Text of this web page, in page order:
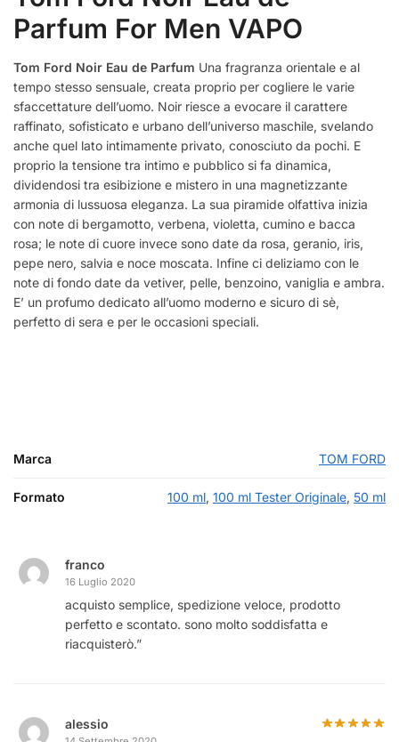
Parfum For Men VAPO
Tom Ford Noir Eau de Parfum Una fragranza orientale e al
tempo stesso sensuale, creata proprio per cogliere le varie
sfaccettature dell’uomo. Noir riesce a evocare il carattere
raffinato, sofisticato e urbano dell’universo maschile, svelando
anche quel lato intimamente privato, conosciuto da pochi. E
proprio la tensione tra intimo e pubblico si fa dinamica,
dividendosi tra esibizione e mistero in una magnetizzante
armonia di lussuosa eleganza. La sua piramide olfattiva inizia
con note di bergamotto, verbena, violetta, cumino e bacca
rosa; le note di cuore invece sono date da rosa, geranio, iris,
pepe nero, salvia e noce moscata. Infine ci deliziamo con le
note di fondo date da vetiver, pelle, benzoino, vaniglia e ambra.
E’ un profumo dedicato all’uomo moderno e sicuro di sè,
perfetto di sera e per le occasioni speciali.
Marca TOM FORD
Formato 100 ml, 100 ml Tester Originale, 50 ml
franco
16 Luglio 2020
acquisto semplice, spedizione veloce, prodotto
perfetto e scontato. sono molto soddisfatta e
riacquisterò.”
alessio